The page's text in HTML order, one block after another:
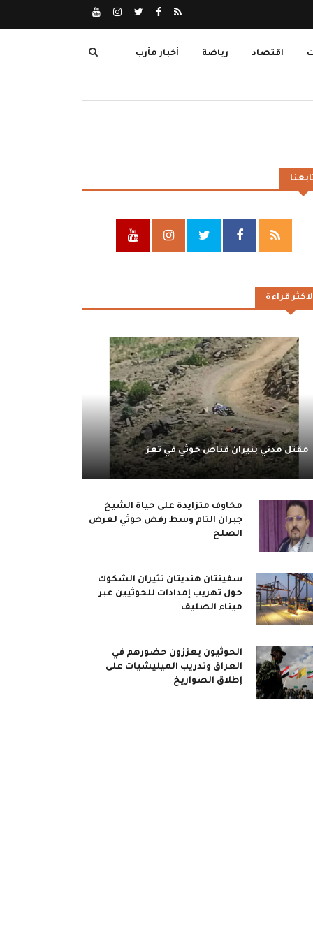
اقتصاد رياضة أخبار مأرب
قراءة
مقتل مدني بنيران قناص حوثي في تعز
مخاوف متزايدة على حياة الشيخ
جبران التام وسط رفض حوثي لعرض
الصلح
سفينتان هنديتان تثيران الشكوك
حول تهريب إمدادات للحوثيين عبر
ميناء الصليف
الحوثيون يعززون حضورهم في
العراق وتدريب الميليشيات على
إطلاق الصواريخ